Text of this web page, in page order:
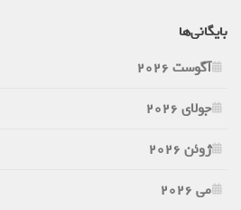
بایگانی‌ها
آگوست 2026
جولای 2026
ژوئن 2026
می 2026